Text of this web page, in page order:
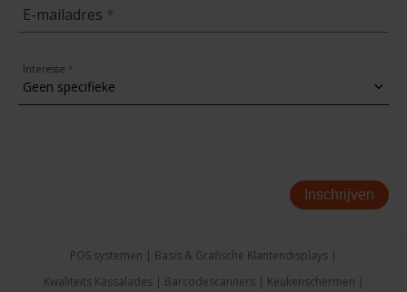
E-mailadres
Interesse
Inschrijven
POS systemen
Basis & Grafische Klantendisplays
Kwaliteits Kassalades
Barcodescanners Keukenschermen